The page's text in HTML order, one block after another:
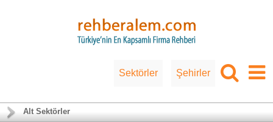
Sektörler Şehirler
Alt Sektörler